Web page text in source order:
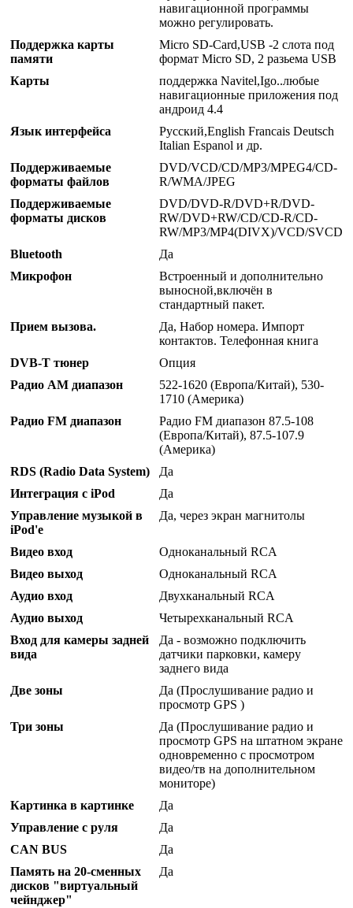
навигационной программы
можно регулировать.
Поддержка карты
памяти
Micro SD-Card,USB -2 слота под
формат Micro SD, 2 разьема USB
Карты
поддержка Navitel,Igo..любые
навигационные приложения под
андроид 4.4
Язык интерфейса
Русский,English Francais Deutsch
Italian Espanol и др.
Поддерживаемые
форматы файлов
DVD/VCD/CD/MP3/MPEG4/CD-
R/WMA/JPEG
Поддерживаемые
форматы дисков
DVD/DVD-R/DVD+R/DVD-
RW/DVD+RW/CD/CD-R/CD-
RW/MP3/MP4(DIVX)/VCD/SVCD
Bluetooth
Да
Микрофон
Встроенный и дополнительно
выносной,включён в
стандартный пакет.
Прием вызова.
Да, Набор номера. Импорт
контактов. Телефонная книга
DVB-T тюнер
Опция
Радио AM диапазон
522-1620 (Европа/Китай), 530-
1710 (Америка)
Радио FM диапазон
Радио FM диапазон 87.5-108
(Европа/Китай), 87.5-107.9
(Америка)
RDS (Radio Data System)
Да
Интеграция с iPod
Да
Управление музыкой в
iPod'е
Да, через экран магнитолы
Видео вход
Одноканальный RCA
Видео выход
Одноканальный RCA
Аудио вход
Двухканальный RCA
Аудио выход
Четырехканальный RCA
Вход для камеры задней
вида
Да - возможно подключить
датчики парковки, камеру
заднего вида
Две зоны
Да (Прослушивание радио и
просмотр GPS )
Три зоны
Да (Прослушивание радио и
просмотр GPS на штатном экране
одновременно с просмотром
видео/тв на дополнительном
мониторе)
Картинка в картинке
Да
Управление с руля
Да
CAN BUS
Да
Память на 20-сменных
дисков "виртуальный
чейнджер"
Да